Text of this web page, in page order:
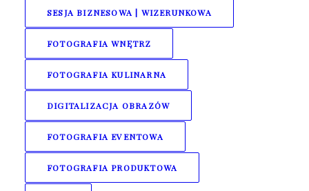
SESJA BIZNESOWA | WIZERUNKOWA
FOTOGRAFIA WNĘTRZ
FOTOGRAFIA KULINARNA
DIGITALIZACJA OBRAZÓW
FOTOGRAFIA EVENTOWA
FOTOGRAFIA PRODUKTOWA
jeszcze nie miałem!
20 kwietnia 2022